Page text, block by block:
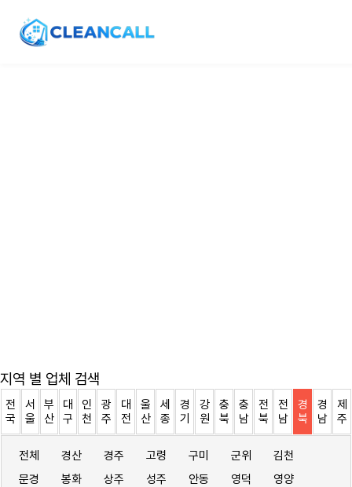
지역 별 업체 검색
전
국
서
울
부
산
대
구
인
천
광
주
대
전
울
산
세
종
경
기
강
원
충
북
충
남
전
북
전
남
경
북
경
남
제
주
전체 경산 경주 고령 구미 군위
김천
문경
봉화 상주 성주 안동 영덕
영양